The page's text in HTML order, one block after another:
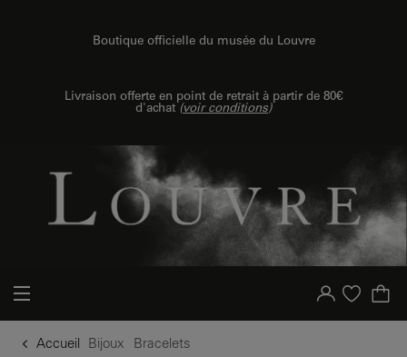
Boutique officielle du musée du Louvre
Livraison offerte en point de retrait à partir de 80€
d'achat (voir conditions)
Votre compte
Liste d'achat
Accueil Bijoux Bracelets